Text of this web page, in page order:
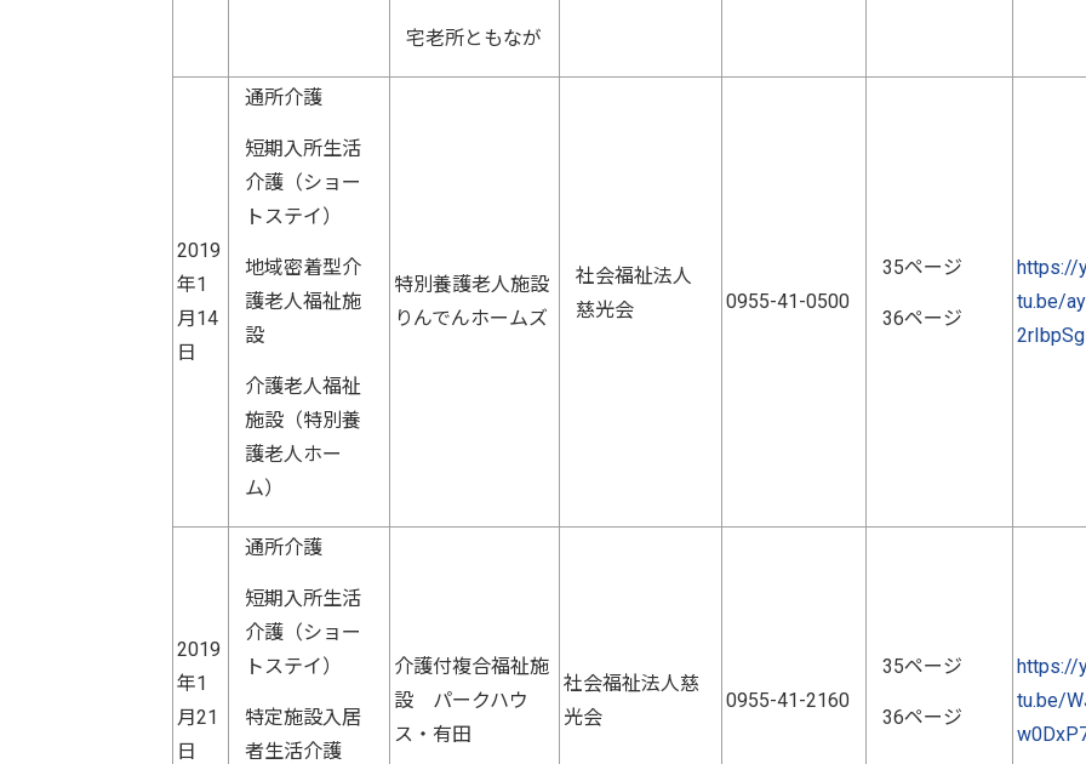
宅老所ともなが
2019
年1
月14
日
通所介護
短期入所生活
介護（ショー
トステイ）
地域密着型介
護老人福祉施
設
介護老人福祉
施設（特別養
護老人ホー
ム）
特別養護老人施設
りんでんホームズ
社会福祉法人
慈光会
0955-41-0500
35ページ
36ページ
https://
tu.be/
2rIbpSg
2019
年1
月21
日
通所介護
短期入所生活
介護（ショー
トステイ）
特定施設入居
者生活介護
介護付複合福祉施
設 パークハウ
ス・有田
社会福祉法人慈
光会
0955-41-2160
35ページ
36ページ
https://
tu.be/